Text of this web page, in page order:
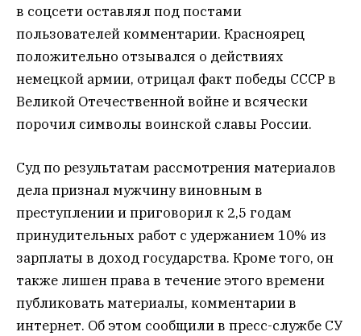
в соцсети оставлял под постами
пользователей комментарии. Красноярец
положительно отзывался о действиях
немецкой армии, отрицал факт победы СССР в
Великой Отечественной войне и всячески
порочил символы воинской славы России.
Суд по результатам рассмотрения материалов
дела признал мужчину виновным в
преступлении и приговорил к 2,5 годам
принудительных работ с удержанием 10% из
зарплаты в доход государства. Кроме того, он
также лишен права в течение этого времени
публиковать материалы, комментарии в
интернет. Об этом сообщили в пресс-службе СУ